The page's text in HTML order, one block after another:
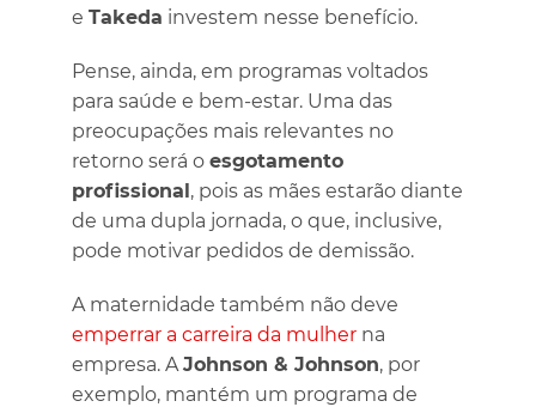
e Takeda investem nesse benefício.
Pense, ainda, em programas voltados
para saúde e bem-estar. Uma das
preocupações mais relevantes no
retorno será o esgotamento
profissional, pois as mães estarão diante
de uma dupla jornada, o que, inclusive,
pode motivar pedidos de demissão.
A maternidade também não deve
emperrar a carreira da mulher na
empresa. AJohnson & Johnson, por
exemplo, mantém um programa de